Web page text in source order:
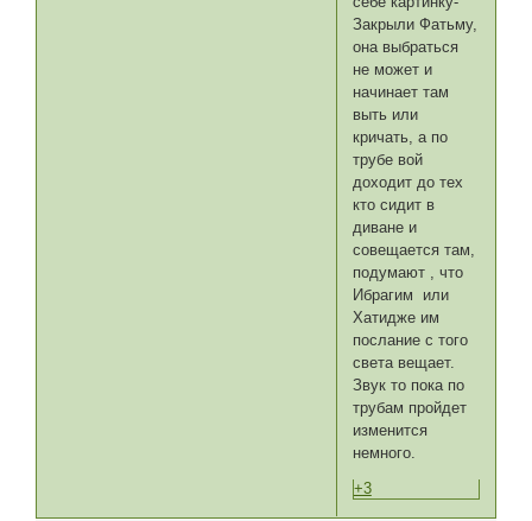
Закрыли Фатьму,
она выбраться
не может и
начинает там
выть или
кричать, а по
трубе вой
доходит до тех
кто сидит в
диване и
совещается там,
подумают , что
Ибрагим или
Хатидже им
послание с того
света вещает.
Звук то пока по
трубам пройдет
изменится
немного.
+3